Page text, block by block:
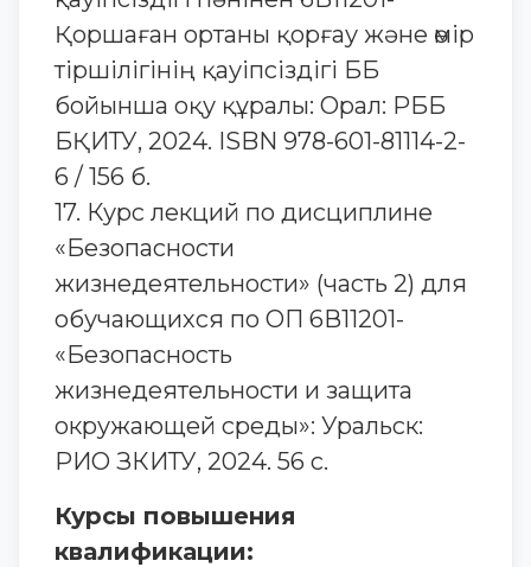
Қоршаған ортаны қорғау және өмір
тіршілігінің қауіпсіздігі ББ
бойынша оқу құралы: Орал: РББ
БҚИТУ, 2024. ISBN 978-601-81114-2-
6 / 156 б.
17. Курс лекций по дисциплине
«Безопасности
жизнедеятельности» (часть 2) для
обучающихся по ОП 6В11201-
«Безопасность
жизнедеятельности и защита
окружающей среды»: Уральск:
РИО ЗКИТУ, 2024. 56 с.
Курсы повышения
квалификации: